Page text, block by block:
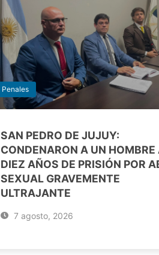
Penales
SAN PEDRO DE JUJUY:
CONDENARON A UN HOMBRE
DIEZ AÑOS DE PRISIÓN POR
SEXUAL GRAVEMENTE
ULTRAJANTE
7 agosto, 2026